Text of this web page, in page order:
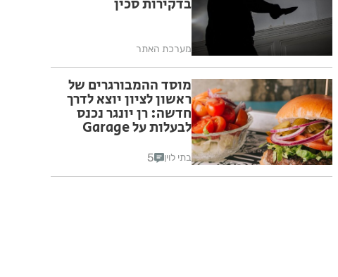
בדקירות סכין
מערכת האתר
מוסד ההמבורגרים של
ראשון לציון יוצא לדרך
חדשה: רן יונגר נכנס
לבעלות על Garage
בתי לוין 5